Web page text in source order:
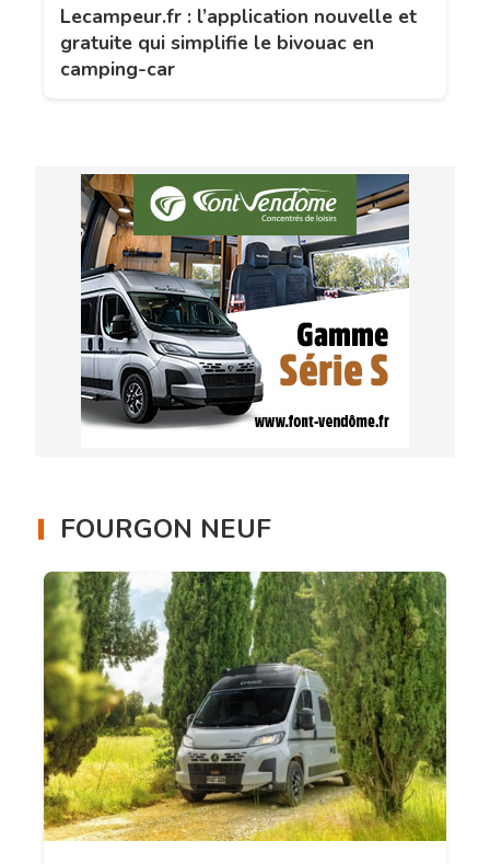
Lecampeur.fr : l’application nouvelle et
gratuite qui simplifie le bivouac en
camping-car
FOURGON NEUF